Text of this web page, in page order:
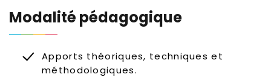
Modalité pédagogique
Apports théoriques, techniques et
méthodologiques.